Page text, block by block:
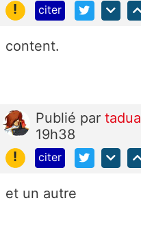
!
citer
content.
Publié par
19h38
!
citer
et un autre